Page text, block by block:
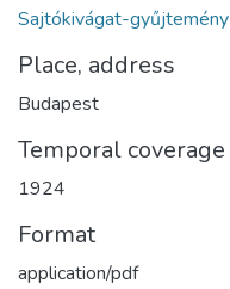
Sajtókivágat-gyűjtemény
Place, address
Budapest
Temporal coverage
1924
Format
application/pdf